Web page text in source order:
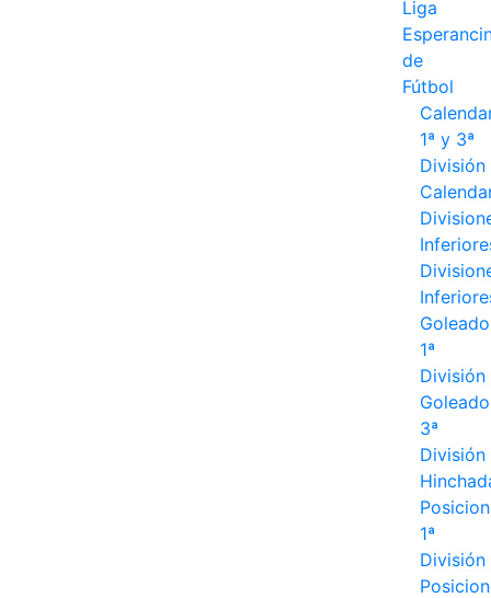
Liga
de
Fútbol
1ª y 3ª
División
1ª
División
3ª
División
1ª
División